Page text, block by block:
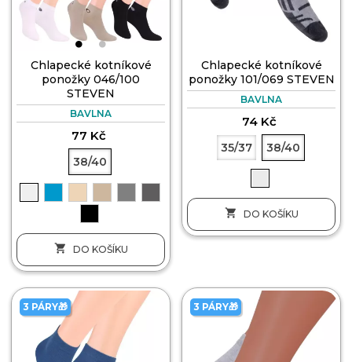
Chlapecké kotníkové
ponožky 046/100
STEVEN
BAVLNA
77 Kč
38/40
 DO KOŠÍKU
Chlapecké kotníkové
ponožky 101/069 STEVEN
BAVLNA
74 Kč
35/37 38/40
 DO KOŠÍKU
3 PÁRY🎁 3 PÁRY🎁